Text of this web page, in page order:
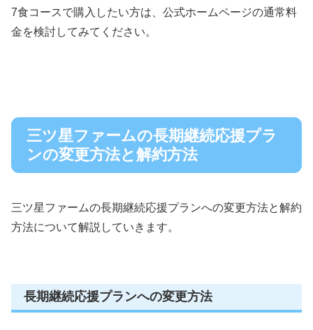
7食コースで購入したい方は、公式ホームページの通常料
金を検討してみてください。
三ツ星ファームの長期継続応援プラ
ンの変更方法と解約方法
三ツ星ファームの長期継続応援プランへの変更方法と解約
方法について解説していきます。
長期継続応援プランへの変更方法